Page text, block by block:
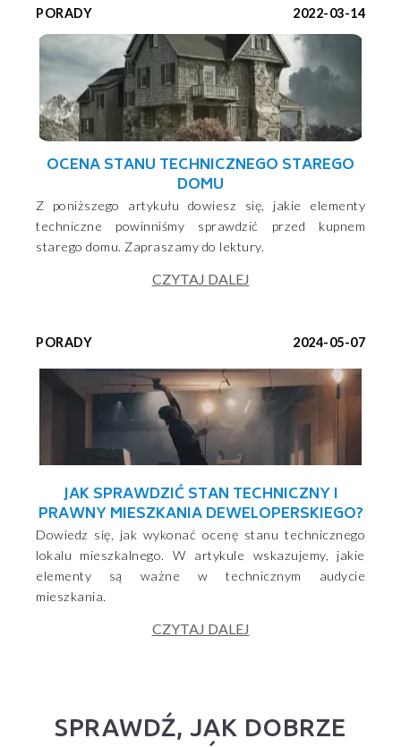
PORADY 2022-03-14
OCENA STANU TECHNICZNEGO STAREGO
DOMU
Z poniższego artykułu dowiesz się, jakie elementy
techniczne powinniśmy sprawdzić przed kupnem
starego domu. Zapraszamy do lektury.
CZYTAJ DALEJ
PORADY 2024-05-07
JAK SPRAWDZIĆ STAN TECHNICZNY I
PRAWNY MIESZKANIA DEWELOPERSKIEGO?
Dowiedz się, jak wykonać ocenę stanu technicznego
lokalu mieszkalnego. W artykule wskazujemy, jakie
elementy są ważne w technicznym audycie
mieszkania.
CZYTAJ DALEJ
SPRAWDŹ, JAK DOBRZE